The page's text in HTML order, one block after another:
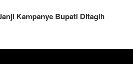
Kampanye Bupati Ditagih